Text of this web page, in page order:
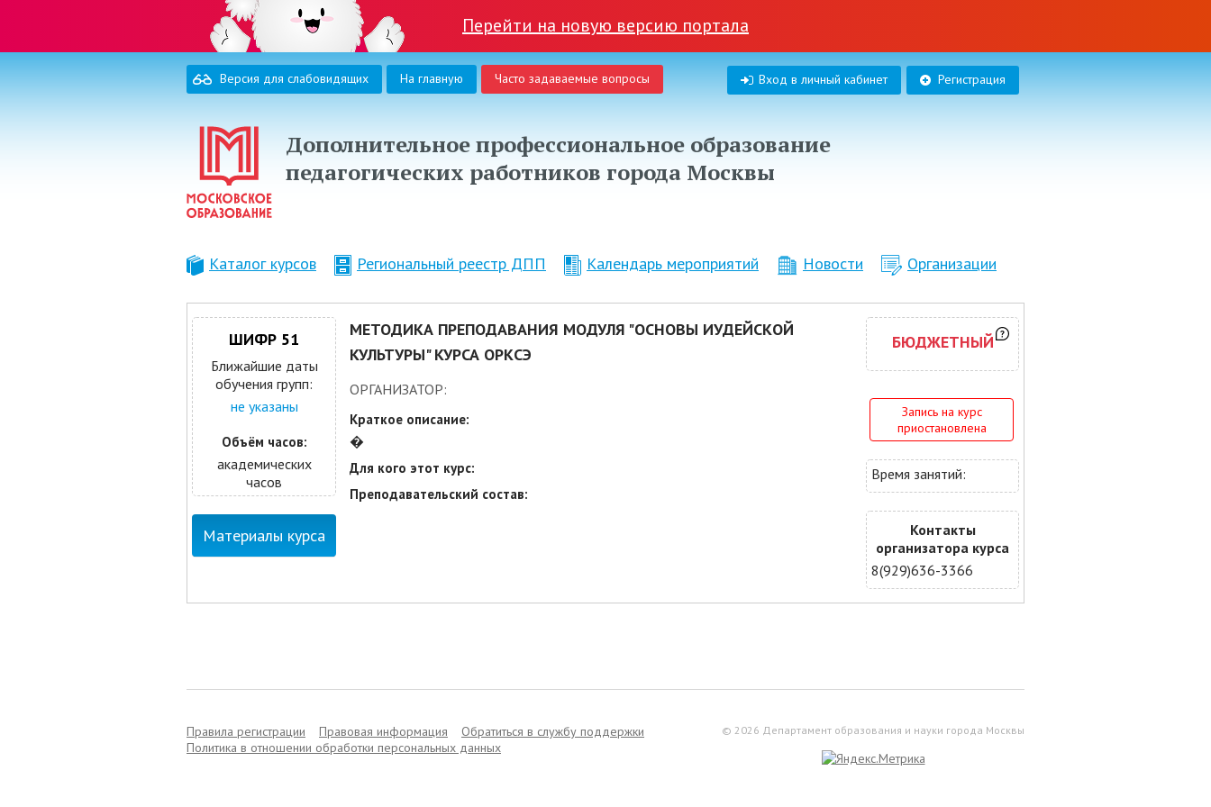
Перейти на новую версию портала
Версия для слабовидящих На главную Часто задаваемые вопросы Регистрация
Вход в личный кабинет
Дополнительное профессиональное образование
педагогических работников города Москвы
Каталог курсов Региональный реестр ДПП Календарь мероприятий Новости Организации
ШИФР 51
Ближайшие даты
обучения групп:
не указаны
Объём часов:
академических
часов
Материалы курса
МЕТОДИКА ПРЕПОДАВАНИЯ МОДУЛЯ "ОСНОВЫ ИУДЕЙСКОЙ
КУЛЬТУРЫ" КУРСА ОРКСЭ
ОРГАНИЗАТОР:
Краткое описание:
�
Для кого этот курс:
Преподавательский состав:
БЮДЖЕТНЫЙ
Запись на курс
приостановлена
Время занятий:
Контакты
организатора курса
8(929)636-3366
Правила регистрации Правовая информация
Обратиться в службу поддержки
Политика в отношении обработки персональных данных
© 2026 Департамент образования и науки города Москвы